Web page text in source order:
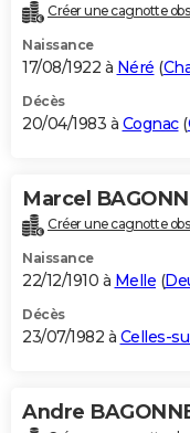
Créer une cagnotte
Naissance
17/08/1922 à Néré (
Décès
20/04/1983 à Cognac(
Marcel
Créer une cagnotte
Naissance
22/12/1910 à Melle (
Décès
23/07/1982 à Celles-
Andre